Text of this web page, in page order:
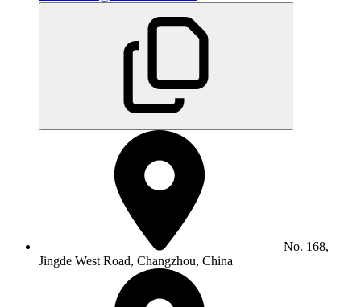
No. 168,
Jingde West Road, Changzhou, China